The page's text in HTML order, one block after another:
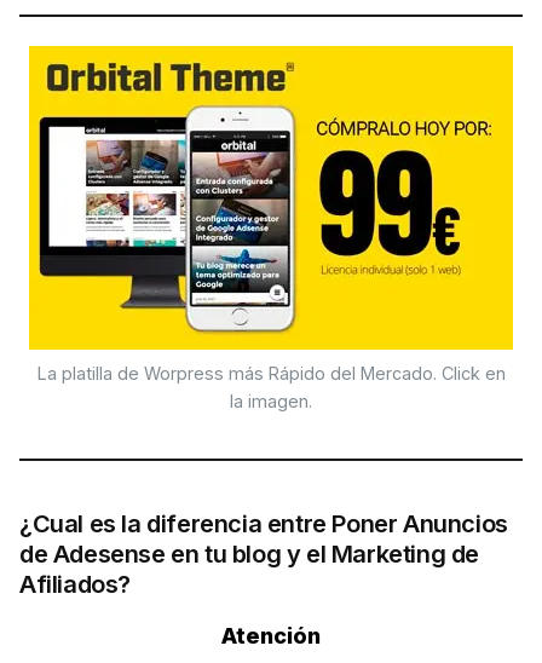
La platilla de Worpress más Rápido del Mercado. Click en
la imagen.
¿Cual es la diferencia entre Poner Anuncios
de Adesense en tu blog y el Marketing de
Afiliados?
Atención